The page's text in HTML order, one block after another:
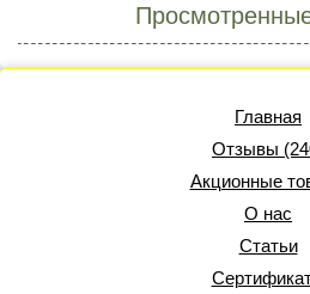
Главная
Отзывы
Акционные
О нас
Статьи